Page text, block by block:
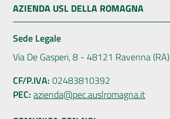
AZIENDA USL DELLA ROMAGNA
Sede Legale
Via De Gasperi, 8 - 48121 Ravenna (RA)
CF/P.IVA: 02483810392
PEC: azienda@pec.auslromagna.it